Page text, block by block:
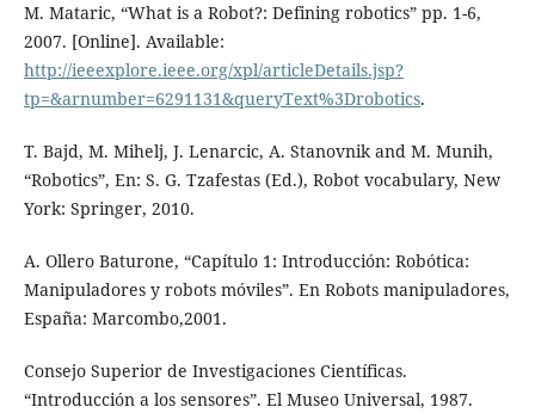
M. Mataric, “What is a Robot?: Defining robotics” pp. 1-6,
2007. [Online]. Available:
http://ieeexplore.ieee.org/xpl/articleDetails.jsp?
tp=&arnumber=6291131&queryText%3Drobotics.
T. Bajd, M. Mihelj, J. Lenarcic, A. Stanovnik and M. Munih,
“Robotics”, En: S. G. Tzafestas (Ed.), Robot vocabulary, New
York: Springer, 2010.
A. Ollero Baturone, “Capítulo 1: Introducción: Robótica:
Manipuladores y robots móviles”. En Robots manipuladores,
España: Marcombo,2001.
Consejo Superior de Investigaciones Científicas.
“Introducción a los sensores”. El Museo Universal, 1987.